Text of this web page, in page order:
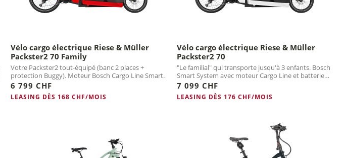
Vélo cargo électrique Riese & Müller
Packster2 70 Family
Votre Packster2 tout-équipé (banc 2 places +
protection Buggy). Moteur Bosch Cargo Line Smart.
6 799 CHF
LEASING DÈS 168 CHF/MOIS
Vélo cargo électrique Riese & Müller
Packster2 70
"Le familial" qui transporte jusqu'à 3 enfants. Bosch
Smart System avec moteur Cargo Line et batterie
750 Wh.
7 099 CHF
LEASING DÈS 176 CHF/MOIS